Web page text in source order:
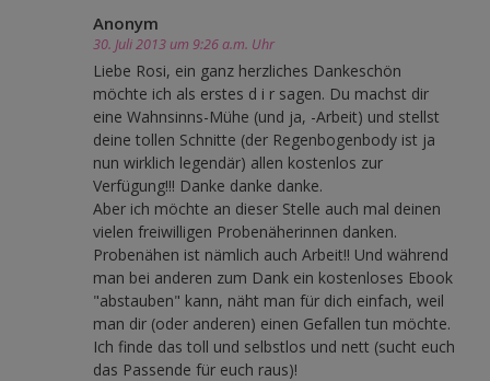
Anonym
30. Juli 2013 um 9:26 a.m. Uhr
Liebe Rosi, ein ganz herzliches Dankeschön
möchte ich als erstes d i r sagen. Du machst dir
eine Wahnsinns-Mühe (und ja, -Arbeit) und stellst
deine tollen Schnitte (der Regenbogenbody ist ja
nun wirklich legendär) allen kostenlos zur
Verfügung!!! Danke danke danke.
Aber ich möchte an dieser Stelle auch mal deinen
vielen freiwilligen Probenäherinnen danken.
Probenähen ist nämlich auch Arbeit!! Und während
man bei anderen zum Dank ein kostenloses Ebook
"abstauben" kann, näht man für dich einfach, weil
man dir (oder anderen) einen Gefallen tun möchte.
Ich finde das toll und selbstlos und nett (sucht euch
das Passende für euch raus)!